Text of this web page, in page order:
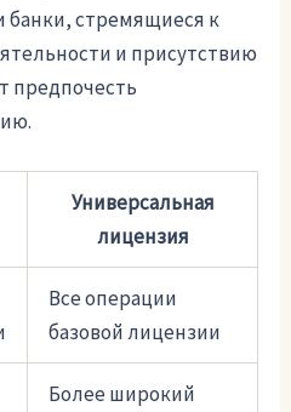
банки, стремящиеся к
и присутствию
предпочесть
Универсальная
лицензия
Все операции
базовой лицензии
Более широкий